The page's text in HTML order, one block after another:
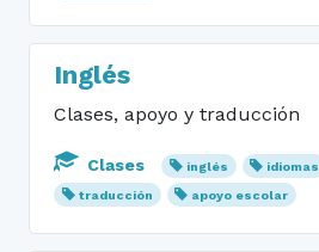
Inglés
Clases, apoyo y traducción
Clases inglés idiomas
traducción
apoyo escolar